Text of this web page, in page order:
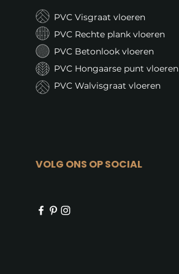
PVC Visgraat vloeren
PVC Rechte plank vloeren
PVC Betonlook vloeren
PVC Hongaarse punt vloeren
PVC Walvisgraat vloeren
VOLG ONS OP SOCIAL